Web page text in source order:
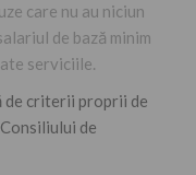
care nu au niciun
de bază minim
serviciile.
de criterii proprii de
de